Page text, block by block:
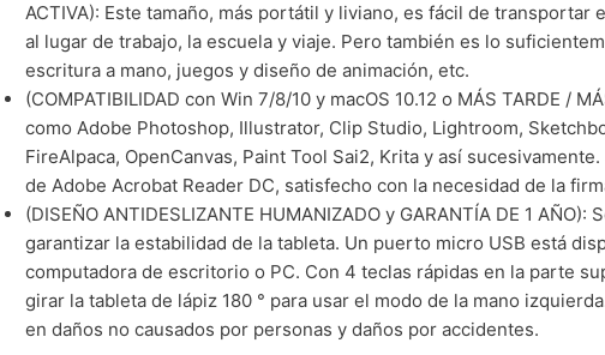
ACTIVA): Este tamaño, más portátil y liviano, es fácil de transportar
al lugar de trabajo, la escuela y viaje. Pero también es lo
escritura a mano, juegos y diseño de animación, etc.
(COMPATIBILIDAD con Win 7/8/10 y macOS 10.12 o MÁS TARDE /
como Adobe Photoshop, Illustrator, Clip Studio, Lightroom,
FireAlpaca, OpenCanvas, Paint Tool Sai2, Krita y así
de Adobe Acrobat Reader DC, satisfecho con la necesidad de la
(DISEÑO ANTIDESLIZANTE HUMANIZADO y GARANTÍA DE 1
garantizar la estabilidad de la tableta. Un puerto micro USB está
computadora de escritorio o PC. Con 4 teclas rápidas en la parte
girar la tableta de lápiz 180 ° para usar el modo de la mano
en daños no causados por personas y daños por accidentes.